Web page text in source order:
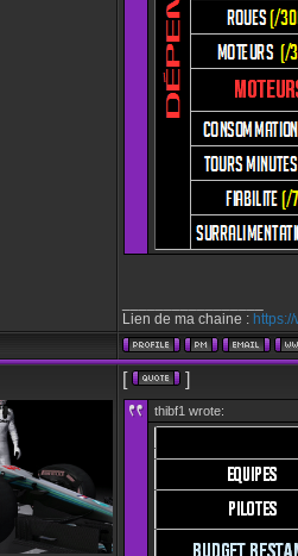
Lien de ma chaine :
[ ]
thibf1 wrote: